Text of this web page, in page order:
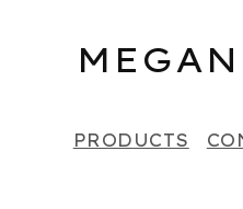
PRODUCTS